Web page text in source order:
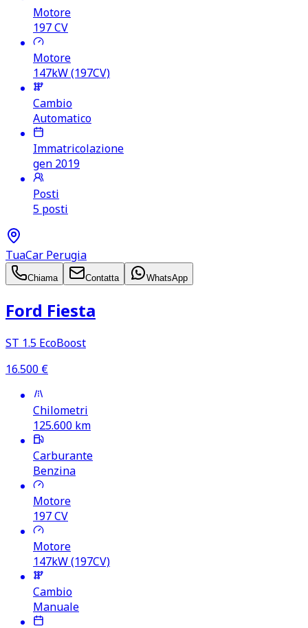
Motore
197CV
Motore
147kW (197CV)
Cambio
Automatico
Immatricolazione
gen 2019
Posti
5 posti
TuaCar Perugia
Chiama Contatta WhatsApp
Ford Fiesta
ST 1.5 EcoBoost
16.500 €
Chilometri
125.600 km
Carburante
Benzina
Motore
197CV
Motore
147kW (197CV)
Cambio
Manuale